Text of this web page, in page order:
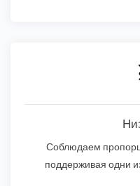
Соблюдаем
поддерживая одни